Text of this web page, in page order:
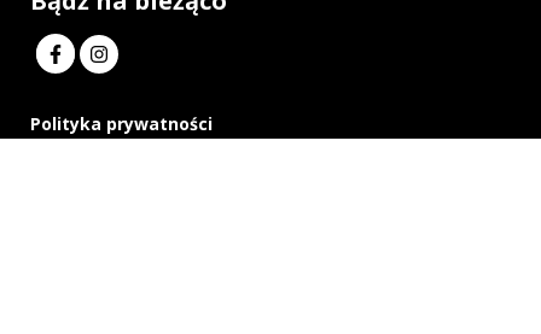
Polityka prywatności